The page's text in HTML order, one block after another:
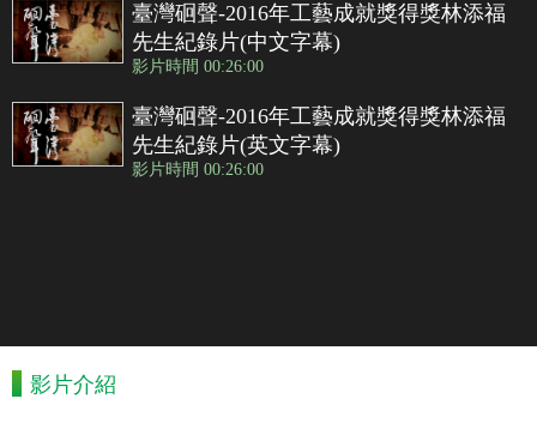
臺灣硘聲-2016年工藝成就獎得獎林添福
先生紀錄片(中文字幕)
影片時間 00:26:00
臺灣硘聲-2016年工藝成就獎得獎林添福
先生紀錄片(英文字幕)
影片時間 00:26:00
影片介紹